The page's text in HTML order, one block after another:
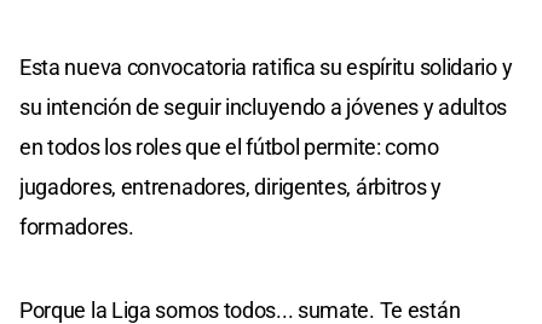
Esta nueva convocatoria ratifica su espíritu solidario y
su intención de seguir incluyendo a jóvenes y adultos
en todos los roles que el fútbol permite: como
jugadores, entrenadores, dirigentes, árbitros y
formadores.
Porque la Liga somos todos... sumate. Te están